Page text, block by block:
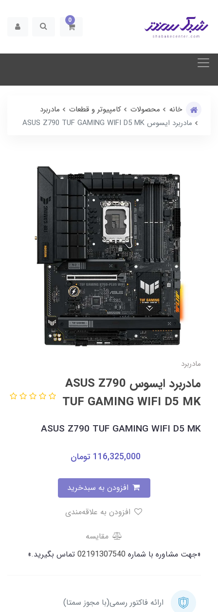
0
خانه محصولات کامپیوتر و قطعات
مادربرد
مادربرد ایسوس ASUS Z790 TUF GAMING WIFI D5 MK
مادربرد
مادربرد ایسوس ASUS Z790
TUF GAMING WIFI D5 MK
ASUS Z790 TUF GAMING WIFI D5 MK
116,325,000 تومان
مقایسه
«جهت مشاوره با شماره 02191307540 تماس بگیرید.»
ارائه فاکتور رسمی(با مجوز سمتا)